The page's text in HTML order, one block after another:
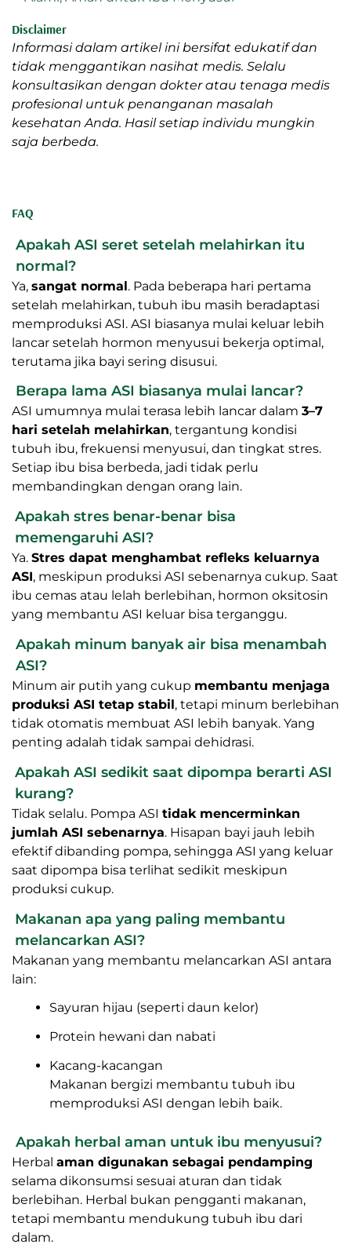
perineum yang lebih baik dibanding yang
tidak mengkonsumsi. Ada perbedaan
signifikan (p < 0,05) antara kelompok yang
mengkonsumsi dan yang tidak. Link
Baca Juga Cara Memperbanyak ASI Secara
Alami, Aman untuk Ibu Menyusui
tidak menggantikan nasihat medis. Selalu
profesional untuk penanganan masalah
kesehatan Anda. Hasil setiap individu mungkin
saja berbeda.
FAQ
Apakah ASI seret setelah melahirkan itu normal?
Ya, sangat normal. Pada beberapa hari pertama
setelah melahirkan, tubuh ibu masih beradaptasi
memproduksi ASI. ASI biasanya mulai keluar lebih
lancar setelah hormon menyusui bekerja optimal,
terutama jika bayi sering disusui.
Berapa lama ASI biasanya mulai lancar?
ASI umumnya mulai terasa lebih lancar dalam
hari setelah melahirkan, tergantung kondisi
tubuh ibu, frekuensi menyusui, dan tingkat stres.
Setiap ibu bisa berbeda, jadi tidak perlu
membandingkan dengan orang lain.
Apakah stres benar-benar bisa memengaruhi
ASI?
Ya.Stres dapat menghambat refleks keluarnya
ASI , meskipun produksi ASI sebenarnya cukup. Saat
ibu cemas atau lelah berlebihan, hormon oksitosin
yang membantu ASI keluar bisa terganggu.
Minum air putih yang cukupmembantu menjaga
produksi ASI tetap stabil
tidak otomatis membuat ASI lebih banyak. Yang
penting adalah tidak sampai dehidrasi.
Apakah ASI sedikit saat dipompa berarti ASI
kurang?
jumlah ASI sebenarnya. Hisapan bayi jauh lebih
efektif dibanding pompa, sehingga ASI yang keluar
saat dipompa bisa terlihat sedikit meskipun
produksi cukup.
Makanan apa yang paling membantu
Makanan yang membantu melancarkan ASI antara
Sayuran hijau (seperti daun kelor)
Kacang-kacangan
Makanan bergizi membantu tubuh ibu
memproduksi ASI dengan lebih baik.
Apakah herbal aman untuk ibu menyusui?
Herbal